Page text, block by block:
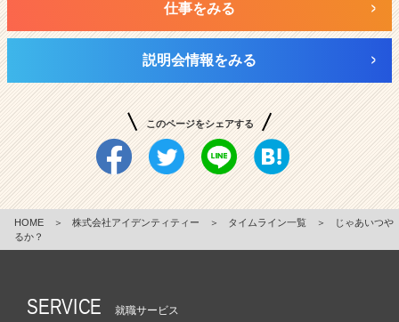
仕事をみる
説明会情報をみる
このページをシェアする
HOME ＞ 株式会社アイデンティティー ＞ タイムライン一覧 ＞
じゃあいつや
るか？
SERVICE 就職サービス